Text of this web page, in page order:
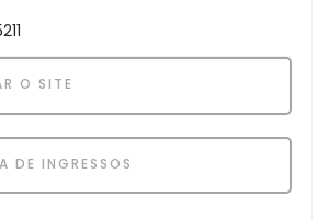
O SITE
DE INGRESSOS